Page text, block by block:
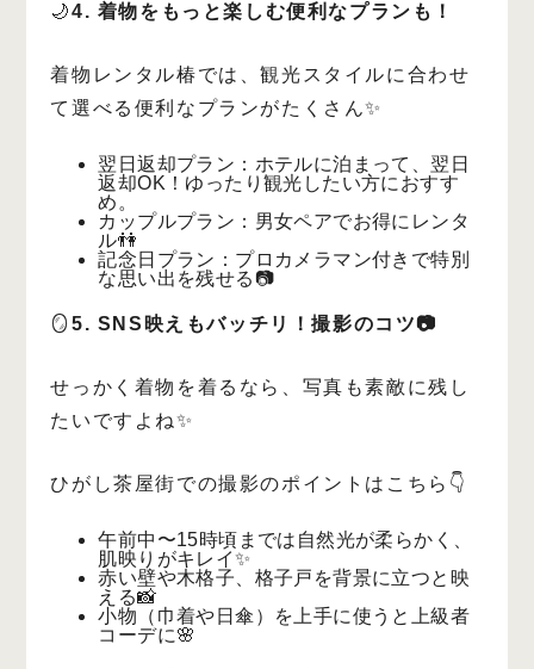
🌙4. 着物をもっと楽しむ便利なプランも！
着物レンタル椿では、観光スタイルに合わせ
て選べる便利なプランがたくさん✨
翌日返却プラン：ホテルに泊まって、翌日
返却OK！ゆったり観光したい方におすす
め。
カップルプラン：男女ペアでお得にレンタ
ル👫
記念日プラン：プロカメラマン付きで特別
な思い出を残せる📷
🪞5. SNS映えもバッチリ！撮影のコツ📷
せっかく着物を着るなら、写真も素敵に残し
たいですよね✨
ひがし茶屋街での撮影のポイントはこちら👇
午前中〜15時頃までは自然光が柔らかく、
肌映りがキレイ✨
赤い壁や木格子、格子戸を背景に立つと映
える📸
小物（巾着や日傘）を上手に使うと上級者
コーデに🌸